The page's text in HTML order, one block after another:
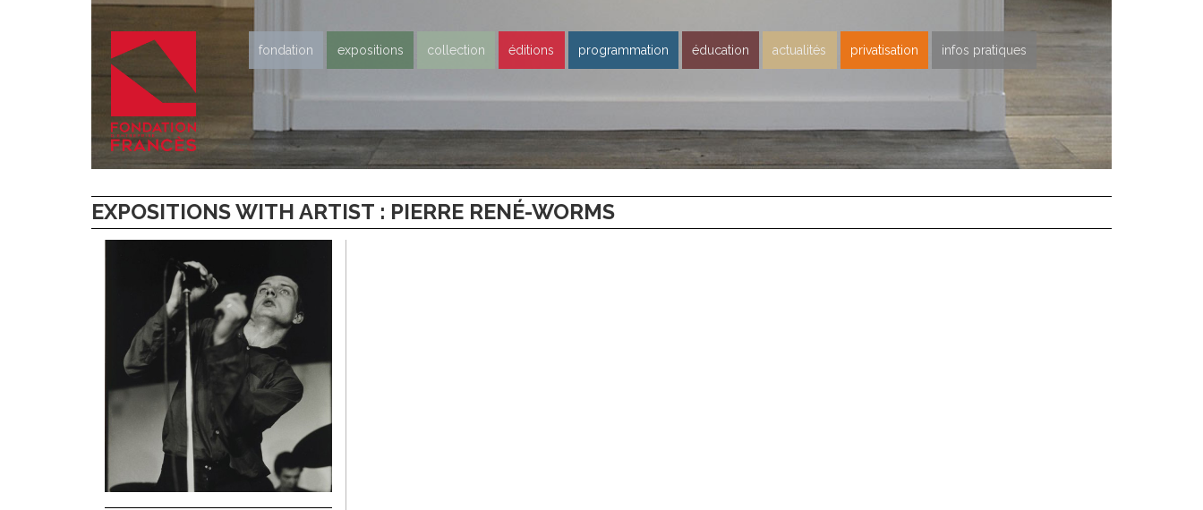
fondation expositions collection éditions programmation éducation actualités privatisation infos pratiques
EXPOSITIONS WITH ARTIST : PIERRE RENÉ-WORMS